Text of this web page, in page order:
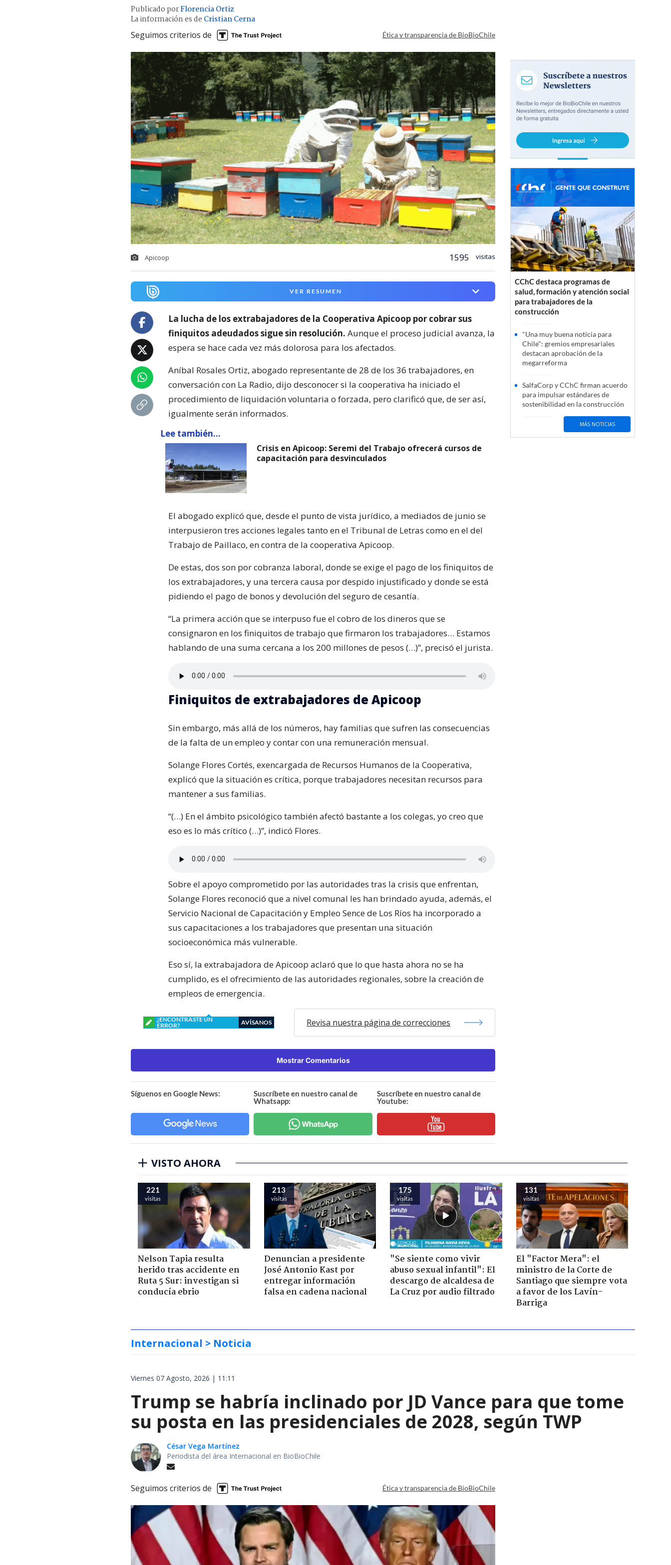
Publicado porFlorencia Ortiz
La información es de Cristian Cerna
Seguimos criterios de Ética y transparencia de BioBioChile
Apicoop 1595 visitas
VER RESUMEN
La lucha de los extrabajadores de la Cooperativa Apicoop por cobrar sus
finiquitos adeudados sigue sin resolución. Aunque el proceso judicial avanza, la
espera se hace cada vez más dolorosa para los afectados.
Aníbal Rosales Ortiz, abogado representante de 28 de los 36 trabajadores, en
conversación con La Radio, dijo desconocer si la cooperativa ha iniciado el
procedimiento de liquidación voluntaria o forzada, pero clarificó que, de ser así,
igualmente serán informados.
Lee también...
Crisis en Apicoop: Seremi del Trabajo ofrecerá cursos de
capacitación para desvinculados
El abogado explicó que, desde el punto de vista jurídico, a mediados de junio se
interpusieron tres acciones legales tanto en el Tribunal de Letras como en el del
Trabajo de Paillaco, en contra de la cooperativa Apicoop.
De estas, dos son por cobranza laboral, donde se exige el pago de los finiquitos de
los extrabajadores, y una tercera causa por despido injustificado y donde se está
pidiendo el pago de bonos y devolución del seguro de cesantía.
“La primera acción que se interpuso fue el cobro de los dineros que se
consignaron en los finiquitos de trabajo que firmaron los trabajadores… Estamos
hablando de una suma cercana a los 200 millones de pesos (…)”, precisó el jurista.
Finiquitos de extrabajadores de Apicoop
Sin embargo, más allá de los números, hay familias que sufren las consecuencias
de la falta de un empleo y contar con una remuneración mensual.
Solange Flores Cortés, exencargada de Recursos Humanos de la Cooperativa,
explicó que la situación es crítica, porque trabajadores necesitan recursos para
mantener a sus familias.
“(…) En el ámbito psicológico también afectó bastante a los colegas, yo creo que
eso es lo más crítico (…)”, indicó Flores.
Sobre el apoyo comprometido por las autoridades tras la crisis que enfrentan,
Solange Flores reconoció que a nivel comunal les han brindado ayuda, además, el
Servicio Nacional de Capacitación y Empleo Sence de Los Ríos ha incorporado a
sus capacitaciones a los trabajadores que presentan una situación
socioeconómica más vulnerable.
Eso sí, la extrabajadora de Apicoop aclaró que lo que hasta ahora no se ha
cumplido, es el ofrecimiento de las autoridades regionales, sobre la creación de
empleos de emergencia.
¿ENCONTRASTE UN
ERROR?
AVÍSANOS Revisa nuestra página de correcciones
Mostrar Comentarios
Síguenos en Google News:
Suscríbete en nuestro canal de
Whatsapp:
Suscríbete en nuestro canal de
Youtube:
CChC destaca programas de
salud, formación y atención social
para trabajadores de la
construcción
"Una muy buena noticia para
Chile": gremios empresariales
destacan aprobación de la
megarreforma
SalfaCorp y CChC firman acuerdo
para impulsar estándares de
sostenibilidad en la construcción
MÁS NOTICIAS
VISTO AHORA
221
visitas
Nelson Tapia resulta
herido tras accidente en
Ruta 5 Sur: investigan si
conducía ebrio
213
visitas
Denuncian a presidente
José Antonio Kast por
entregar información
falsa en cadena nacional
175
visitas
"Se siente como vivir
abuso sexual infantil": El
descargo de alcaldesa de
La Cruz por audio filtrado
131
visitas
El "Factor Mera": el
ministro de la Corte de
Santiago que siempre vota
a favor de los Lavín-
Barriga
Internacional > Noticia
Viernes 07 Agosto, 2026 | 11:11
Trump se habría inclinado por JD Vance para que tome
su posta en las presidenciales de 2028, según TWP
César Vega Martínez
Periodista del área Internacional en BioBioChile
Seguimos criterios de Ética y transparencia de BioBioChile